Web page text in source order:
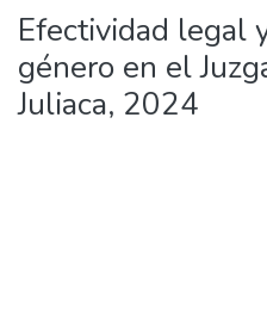
Efectividad legal
género en el
Juliaca, 2024